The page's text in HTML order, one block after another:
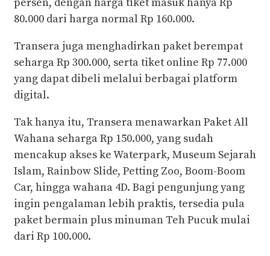
persen, dengan harga tiket masuk hanya Rp
80.000 dari harga normal Rp 160.000.
Transera juga menghadirkan paket berempat
seharga Rp 300.000, serta tiket online Rp 77.000
yang dapat dibeli melalui berbagai platform
digital.
Tak hanya itu, Transera menawarkan Paket All
Wahana seharga Rp 150.000, yang sudah
mencakup akses ke Waterpark, Museum Sejarah
Islam, Rainbow Slide, Petting Zoo, Boom-Boom
Car, hingga wahana 4D. Bagi pengunjung yang
ingin pengalaman lebih praktis, tersedia pula
paket bermain plus minuman Teh Pucuk mulai
dari Rp 100.000.